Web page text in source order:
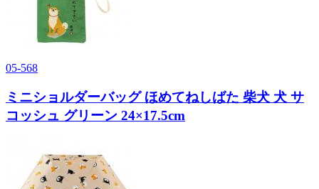
05-568
ミニショルダーバッグ ほめてねしばた 柴犬 犬 サ
コッシュ グリーン 24×17.5cm